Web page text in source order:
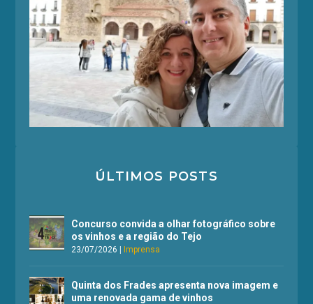
ÚLTIMOS POSTS
Concurso convida a olhar fotográfico sobre
os vinhos e a região do Tejo
23/07/2026 |Imprensa
Quinta dos Frades apresenta nova imagem e
uma renovada gama de vinhos